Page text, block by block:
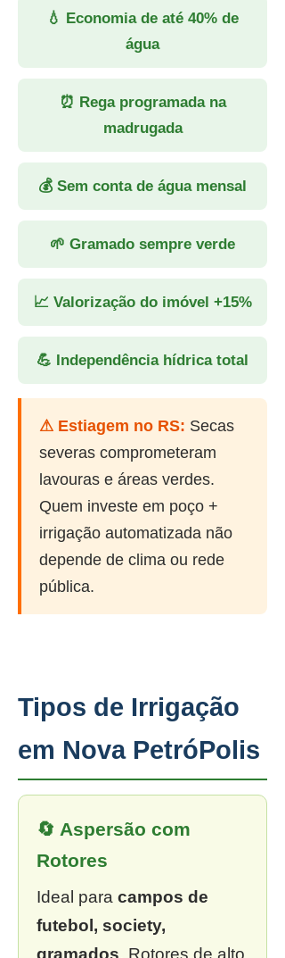
💧 Economia de até 40% de
água
⏰ Rega programada na
madrugada
💰 Sem conta de água mensal
🌱 Gramado sempre verde
📈 Valorização do imóvel +15%
💪 Independência hídrica total
⚠ Estiagem no RS: Secas
severas comprometeram
lavouras e áreas verdes.
Quem investe em poço +
irrigação automatizada não
depende de clima ou rede
pública.
Tipos de Irrigação
em Nova PetróPolis
🔄 Aspersão com
Rotores
Ideal para campos de
futebol, society,
gramados. Rotores de alto